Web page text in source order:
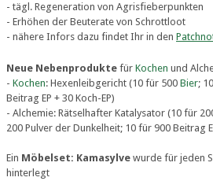
- tägl. Regeneration von Agrisfieberpunkten
- Erhöhen der Beuterate von Schrottloot
- nähere Infors dazu findet Ihr in den
Neue Nebenprodukte für Kochen und
- Kochen: Hexenleibgericht (10 für 500 Bier;
Beitrag EP + 30 Koch-EP)
- Alchemie: Rätselhafter Katalysator (10 für
200 Pulver der Dunkelheit; 10 für 900 Beitrag
Ein Möbelset: Kamasylve wurde für jeden
hinterlegt